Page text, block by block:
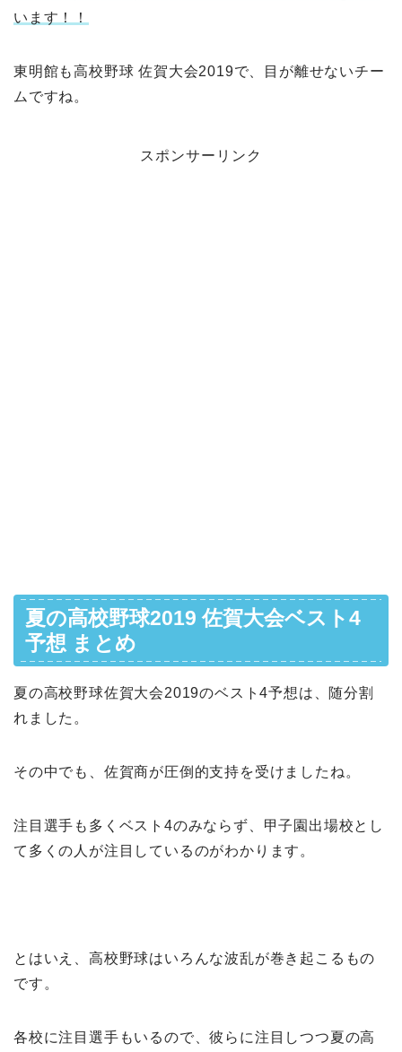
います！！
東明館も高校野球 佐賀大会2019で、目が離せないチー
ムですね。
スポンサーリンク
夏の高校野球2019 佐賀大会ベスト4
予想 まとめ
夏の高校野球佐賀大会2019のベスト4予想は、随分割
れました。
その中でも、佐賀商が圧倒的支持を受けましたね。
注目選手も多くベスト4のみならず、甲子園出場校とし
て多くの人が注目しているのがわかります。
とはいえ、高校野球はいろんな波乱が巻き起こるもの
です。
各校に注目選手もいるので、彼らに注目しつつ夏の高